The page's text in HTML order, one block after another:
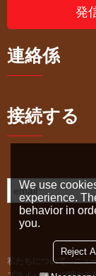
発
連絡係
接続する
私たちについて ニュ
We use
experience.
behavior in
you.
Reject All